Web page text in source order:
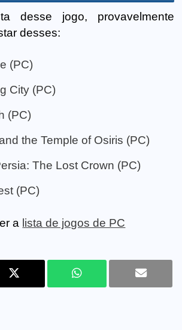
desse jogo, provavelmente
desses:
(PC)
City (PC)
(PC)
the Temple of Osiris (PC)
The Lost Crown (PC)
(PC)
a lista de jogos de PC